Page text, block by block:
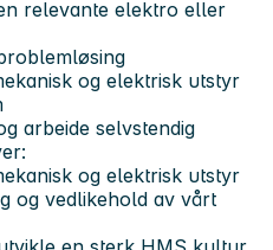
relevante elektro eller
og elektrisk utstyr
arbeide selvstendig
og elektrisk utstyr
og vedlikehold av vårt